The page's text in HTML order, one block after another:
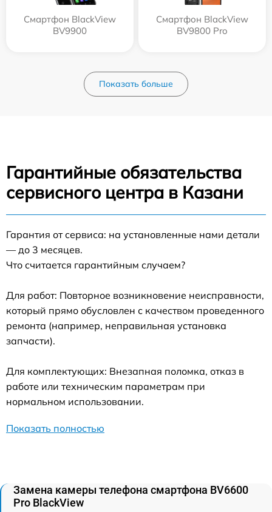
Смартфон BlackView
BV9900
Смартфон BlackView
BV9800 Pro
Показать больше
Гарантийные обязательства
сервисного центра в Казани
Гарантия от сервиса: на установленные нами детали
— до 3 месяцев.
Что считается гарантийным случаем?
Для работ: Повторное возникновение неисправности,
который прямо обусловлен с качеством проведенного
ремонта (например, неправильная установка
запчасти).
Для комплектующих: Внезапная поломка, отказ в
работе или техническим параметрам при
нормальном использовании.
Показать полностью
Замена камеры телефона смартфона BV6600
Pro BlackView